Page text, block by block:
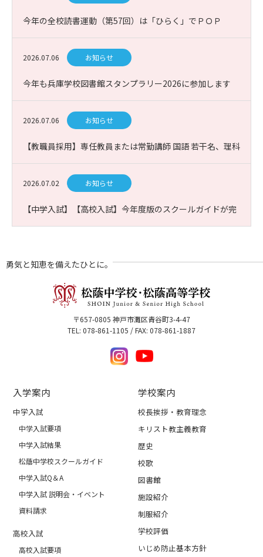
今年の全校読書運動（第57回）は「ひらく」でＰＯＰ
2026.07.06 お知らせ
今年も兵庫学校図書館スタンプラリー2026に参加します
2026.07.06 お知らせ
【教職員採用】専任教員または常勤講師 国語 若干名、理科
(生物)1名 募集
2026.07.02 お知らせ
【中学入試】【高校入試】今年度版のスクールガイドが完
勇気と知恵を備えたひとに。
〒657-0805 神戸市灘区青谷町3-4-47
TEL: 078-861-1105 / FAX: 078-861-1887
入学案内
中学入試
中学入試要項
中学入試結果
松蔭中学校スクールガイド
中学入試Q＆A
中学入試 説明会・イベント
資料請求
高校入試
高校入試要項
学校案内
校長挨拶・教育理念
キリスト教主義教育
歴史
校歌
図書館
施設紹介
制服紹介
学校評価
いじめ防止基本方針